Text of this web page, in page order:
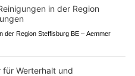
der Region Steffisburg BE – Aemmer